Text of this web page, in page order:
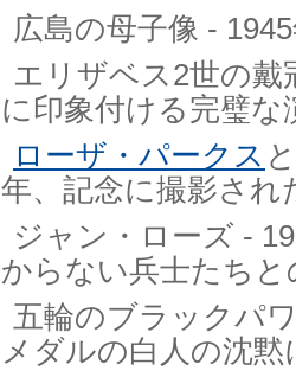
広島の母子像 -
エリザベス2世の戴
に印象付ける完璧な
ローザ・パークス
年、記念に撮影され
ジャン・ローズ -
からない兵士たちと
五輪のブラックパ
メダルの白人の沈黙